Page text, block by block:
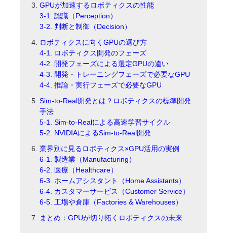
GPUが加速するロボティクスの性能
3-1. 認識（Perception）
3-2. 判断と制御（Decision）
ロボティクスに向くGPUの選び方
4-1. ロボティクス開発のフェーズ
4-2. 開発フェーズによる選定GPUの違い
4-3. 開発・トレーニングフェーズで必要なGPU
4-4. 推論・実行フェーズで必要なGPU
Sim-to-Real開発とは？ロボティクスの標準開発
手法
5-1. Sim-to-Realによる高速学習サイクル
5-2. NVIDIAによるSim-to-Real開発
業界別に見るロボティクス×GPU活用の実例
6-1. 製造業（Manufacturing）
6-2. 医療（Healthcare）
6-3. ホームアシスタント（Home Assistants）
6-4. カスタマーサービス（Customer Service）
6-5. 工場や倉庫（Factories & Warehouses）
まとめ：GPUが切り拓くロボティクスの未来